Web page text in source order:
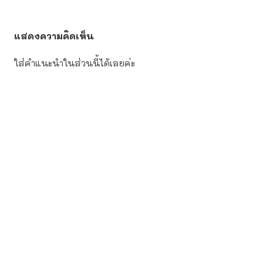
แสดงความคิดเห็น
ใส่คำแนะนำในส่วนนี้ได้เลยค่ะ